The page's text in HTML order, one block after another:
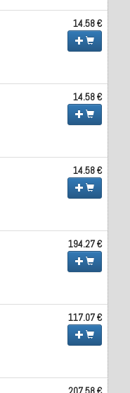
14.58 €
14.58 €
14.58 €
194.27 €
117.07 €